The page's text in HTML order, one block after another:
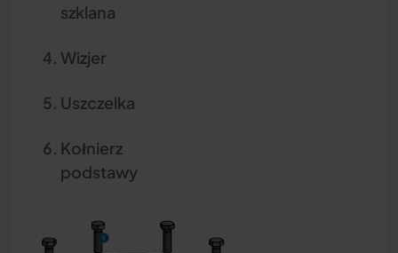
szklana
Wizjer
Uszczelka
Kołnierz
podstawy